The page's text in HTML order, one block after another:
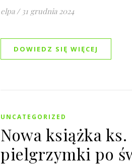
elpa / 31 grudnia 2024
DOWIEDZ SIĘ WIĘCEJ
UNCATEGORIZED
Nowa książka
pielgrzymki po